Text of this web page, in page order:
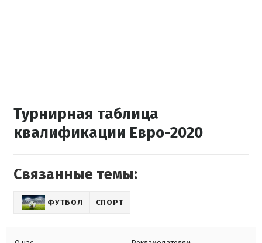
Турнирная таблица
квалификации Евро-2020
Связанные темы:
ФУТБОЛ СПОРТ